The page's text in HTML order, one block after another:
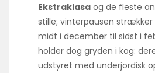
Ekstraklasa og de fleste
stille; vinterpausen
midt i december til sidst i
holder dog gryden i kog:
udstyret med underjordisk